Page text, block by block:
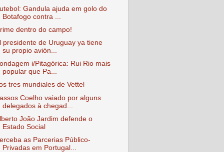
Gandula ajuda em golo do
Botafogo contra ...
dentro do campo!
presidente de Uruguay ya tiene
su propio avión...
i/Pitagórica: Rui Rio mais
popular que Pa...
tres mundiales de Vettel
Coelho vaiado por alguns
delegados à chegad...
João Jardim defende o
Estado Social
as Parcerias Público-
Privadas em Portugal...